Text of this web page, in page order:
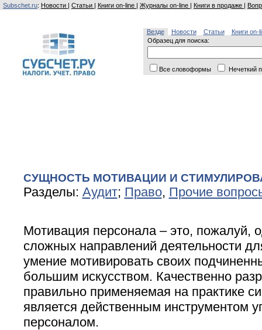
Subschet.ru: Новости | Статьи | Книги on-line | Журналы on-line | Книги в продаже |
Везде Новости Статьи
Книги on-
Образец для поиска:
Все словоформы Нечеткий
СУЩНОСТЬ МОТИВАЦИИ И
Разделы: Аудит; Право, Прочие
Мотивация персонала – это, пожалуй,
сложных направлений деятельности
умение мотивировать своих
большим искусством. Качественно
правильно применяемая на практике
является действенным инструментом
персоналом.